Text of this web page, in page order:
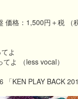
価格：1,500円＋税 （
よ
よ （less vocal）
「KEN PLAY BACK